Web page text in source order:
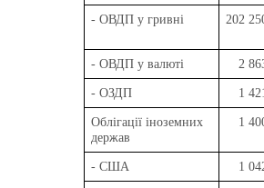
- ОВДП у гривні 202
- ОВДП у валюті 2
- ОЗДП 1
Облігації іноземних
держав
1
- США 1